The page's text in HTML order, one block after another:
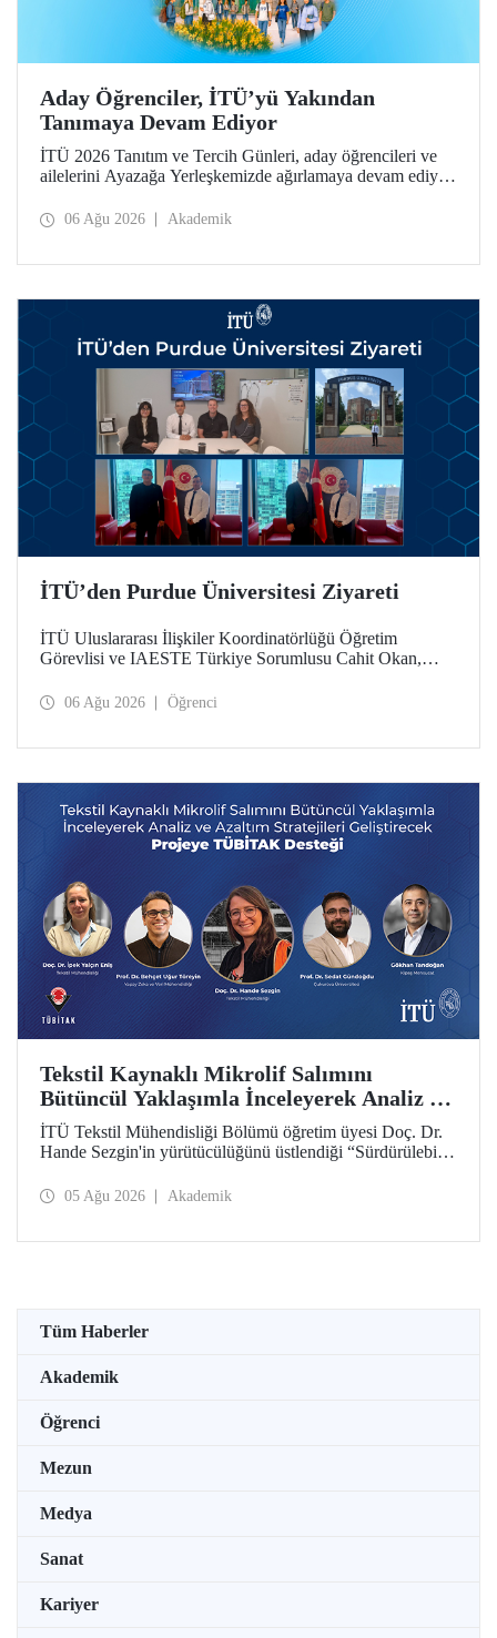
Aday Öğrenciler, İTÜ’yü Yakından
Tanımaya Devam Ediyor
İTÜ 2026 Tanıtım ve Tercih Günleri, aday öğrencileri ve
ailelerini Ayazağa Yerleşkemizde ağırlamaya devam ediyor.
ilgili fakülte ve birimler adaylara bilgi vermeye devam
06 Ağu 2026 Akademik
İTÜ’den Purdue Üniversitesi Ziyareti
İTÜ Uluslararası İlişkiler Koordinatörlüğü Öğretim
Görevlisi ve IAESTE Türkiye Sorumlusu Cahit Okan,
Temmuz tarihlerinde ABD’de dünyanın önde gelen
06 Ağu 2026 Öğrenci
Tekstil Kaynaklı Mikrolif Salımını
Bütüncül Yaklaşımla İnceleyerek Analiz ve
Azaltım Stratejileri Geliştirecek Projeye
TÜBİTAK Desteği
İTÜ Tekstil Mühendisliği Bölümü öğretim üyesi Doç. Dr.
Hande Sezgin'in yürütücülüğünü üstlendiği “Sürdürülebilir
Koşullarına Bağlı Mikrolif Salımı: Aşınma, UV Maruziyeti
05 Ağu 2026 Akademik
Tüm Haberler
Akademik
Öğrenci
Mezun
Medya
Sanat
Kariyer